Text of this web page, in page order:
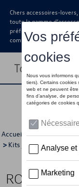
Chers accessoires-
toute la gamme
préférée sous forme de
commander auprès de
Toggle
Accueil >Catalogue
> Kits jantes avec pneus
ROUES